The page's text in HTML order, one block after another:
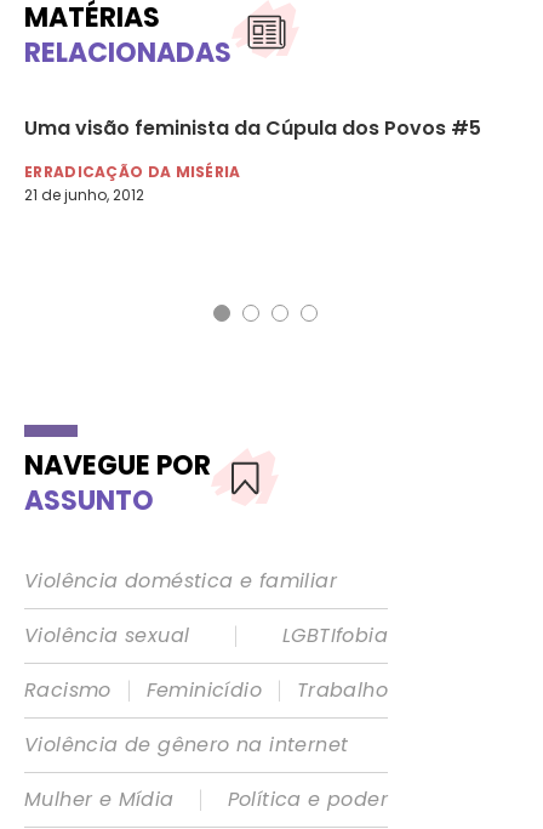
MATÉRIAS
RELACIONADAS
Uma visão feminista da Cúpula dos Povos #5
ERRADICAÇÃO DA MISÉRIA
21 de junho, 2012
NAVEGUE POR
ASSUNTO
Violência doméstica e familiar
Violência sexual
|
LGBTIfobia
Racismo
| Feminicídio |
Trabalho
Violência de gênero na internet
Mulher e Mídia
|
Política e poder